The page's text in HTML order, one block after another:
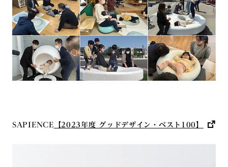
SAPIENCE 【2023年度 グッドデザイン・ベスト100】